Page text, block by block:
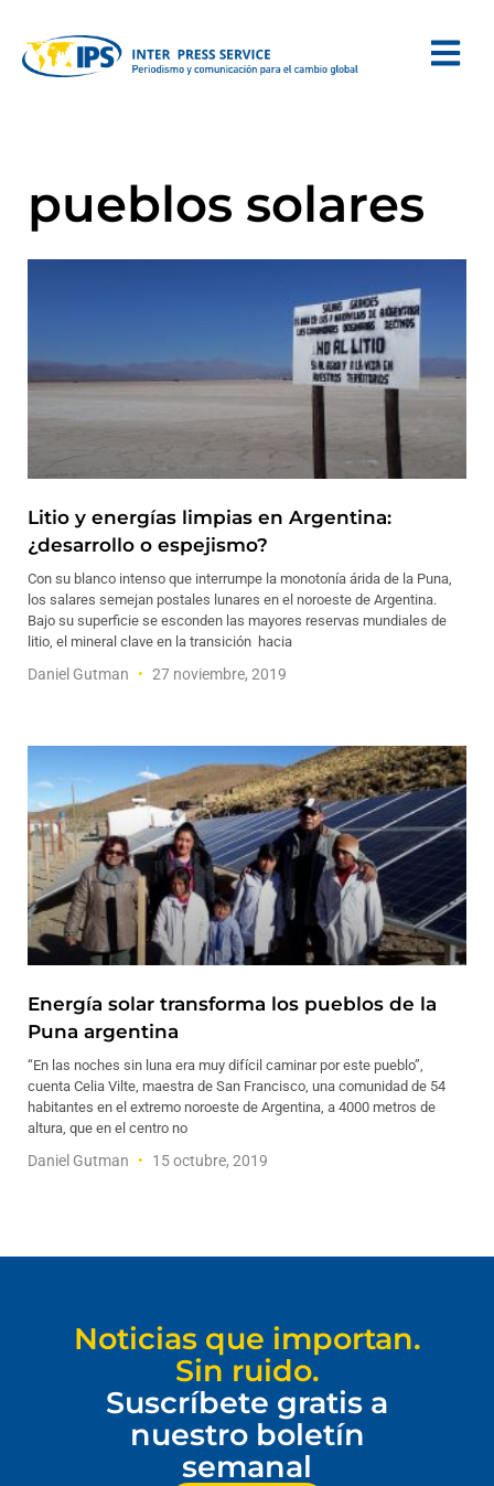
pueblos solares
Litio y energías limpias en Argentina:
¿desarrollo o espejismo?
Con su blanco intenso que interrumpe la monotonía árida de la Puna,
los salares semejan postales lunares en el noroeste de Argentina.
Bajo su superficie se esconden las mayores reservas mundiales de
litio, el mineral clave en la transición hacia
Daniel Gutman 27 noviembre, 2019
Energía solar transforma los pueblos de la
Puna argentina
“En las noches sin luna era muy difícil caminar por este pueblo”,
cuenta Celia Vilte, maestra de San Francisco, una comunidad de 54
habitantes en el extremo noroeste de Argentina, a 4000 metros de
altura, que en el centro no
Daniel Gutman 15 octubre, 2019
Noticias que importan.
Sin ruido.
Suscríbete gratis a
nuestro boletín
semanal